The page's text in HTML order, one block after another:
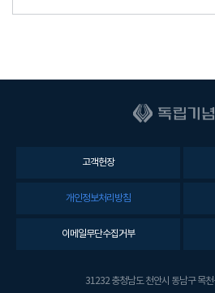
고객헌장
개인정보처리방침
이메일무단수집거부
31232 충청남도 천안시 동남구 목천